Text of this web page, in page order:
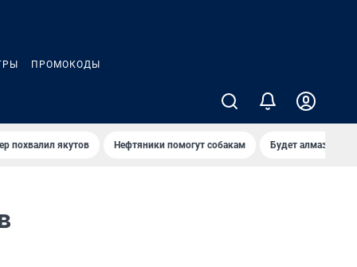
ПРОМОКОДЫ
похвалил якутов Нефтяники помогут собакам Будет алмазный